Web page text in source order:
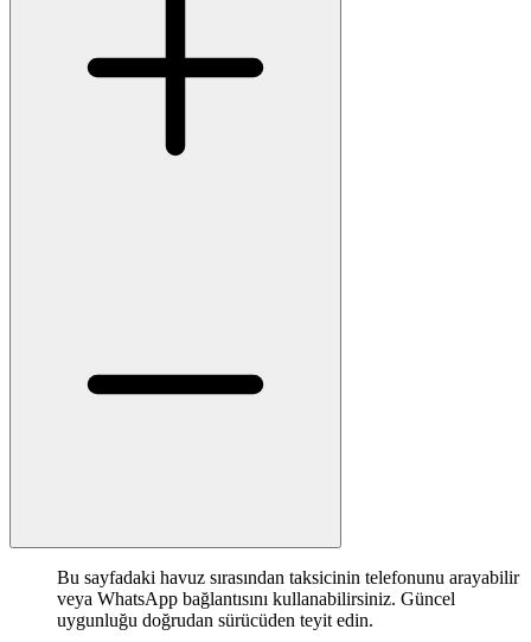
Bu sayfadaki havuz sırasından taksicinin telefonunu arayabilir
veya WhatsApp bağlantısını kullanabilirsiniz. Güncel
uygunluğu doğrudan sürücüden teyit edin.